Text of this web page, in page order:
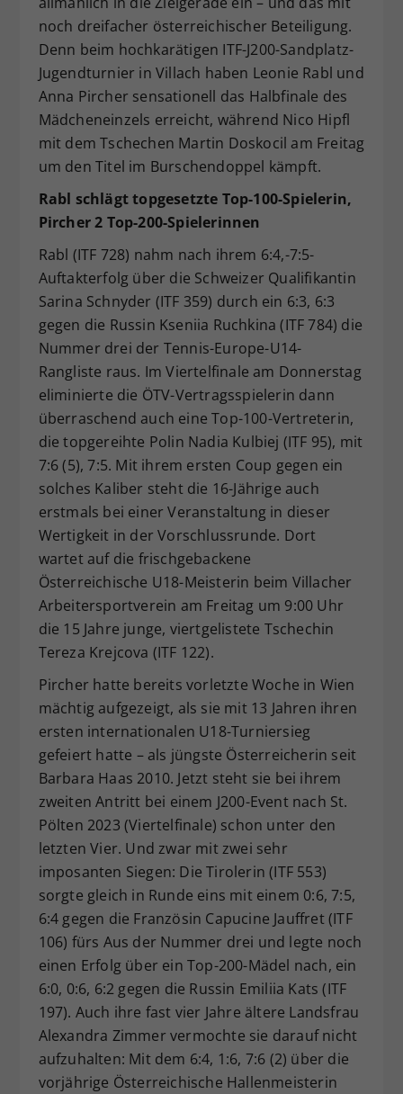
noch dreifacher österreichischer Beteiligung.
Denn beim hochkarätigen ITF-J200-Sandplatz-
Jugendturnier in Villach haben Leonie Rabl und
Anna Pircher sensationell das Halbfinale des
Mädcheneinzels erreicht, während Nico Hipfl
mit dem Tschechen Martin Doskocil am Freitag
um den Titel im Burschendoppel kämpft.
Rabl schlägt topgesetzte Top-100-Spielerin,
Pircher 2 Top-200-Spielerinnen
Rabl (ITF 728) nahm nach ihrem 6:4,-7:5-
Auftakterfolg über die Schweizer Qualifikantin
Sarina Schnyder (ITF 359) durch ein 6:3, 6:3
gegen die Russin Kseniia Ruchkina (ITF 784) die
Nummer drei der Tennis-Europe-U14-
Rangliste raus. Im Viertelfinale am Donnerstag
eliminierte die ÖTV-Vertragsspielerin dann
überraschend auch eine Top-100-Vertreterin,
die topgereihte Polin Nadia Kulbiej (ITF 95), mit
7:6 (5), 7:5. Mit ihrem ersten Coup gegen ein
solches Kaliber steht die 16-Jährige auch
erstmals bei einer Veranstaltung in dieser
Wertigkeit in der Vorschlussrunde. Dort
wartet auf die frischgebackene
Österreichische U18-Meisterin beim Villacher
Arbeitersportverein am Freitag um 9:00 Uhr
die 15 Jahre junge, viertgelistete Tschechin
Tereza Krejcova (ITF 122).
Pircher hatte bereits vorletzte Woche in Wien
mächtig aufgezeigt, als sie mit 13 Jahren ihren
ersten internationalen U18-Turniersieg
gefeiert hatte – als jüngste Österreicherin seit
Barbara Haas 2010. Jetzt steht sie bei ihrem
zweiten Antritt bei einem J200-Event nach St.
Pölten 2023 (Viertelfinale) schon unter den
letzten Vier. Und zwar mit zwei sehr
imposanten Siegen: Die Tirolerin (ITF 553)
sorgte gleich in Runde eins mit einem 0:6, 7:5,
6:4 gegen die Französin Capucine Jauffret (ITF
106) fürs Aus der Nummer drei und legte noch
einen Erfolg über ein Top-200-Mädel nach, ein
6:0, 0:6, 6:2 gegen die Russin Emiliia Kats (ITF
197). Auch ihre fast vier Jahre ältere Landsfrau
Alexandra Zimmer vermochte sie darauf nicht
aufzuhalten: Mit dem 6:4, 1:6, 7:6 (2) über die
vorjährige Österreichische Hallenmeisterin
Zweck
Dieser Wert speichert Ihre Consent-
Einstellungen. Unter anderem eine
zufällig generierte ID, für die
historische Speicherung Ihrer
vorgenommen Einstellungen, falls der
Webseiten-Betreiber dies eingestellt
hat.